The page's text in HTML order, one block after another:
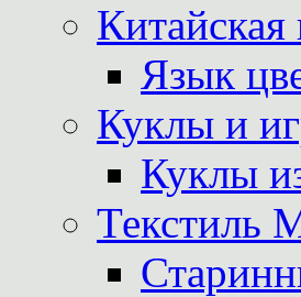
Китайская
Язык
Куклы и
Куклы
Текстиль